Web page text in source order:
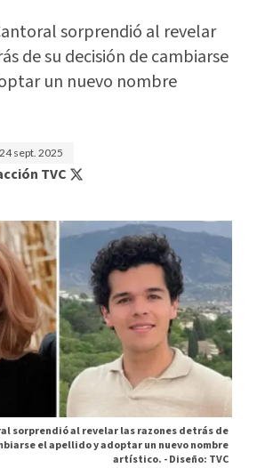
sorprendió al revelar
de su decisión de cambiarse
un nuevo nombre
24 sept. 2025
TVC
sorprendió al revelar las razones detrás de
el apellido y adoptar un nuevo nombre
artístico. -Diseño: TVC